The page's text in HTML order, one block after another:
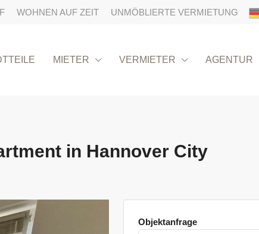
WOHNEN AUF ZEIT UNMÖBLIERTE VERMIETUNG
MIETER VERMIETER AGENTUR
in Hannover City
Objektanfrage